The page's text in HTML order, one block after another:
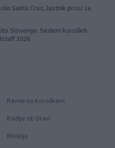
Santa Cruz, lastnik prosi za
Slovenije: Sedem koroških
2026
Ravne na Koroškem
Radlje ob Dravi
Mislinja